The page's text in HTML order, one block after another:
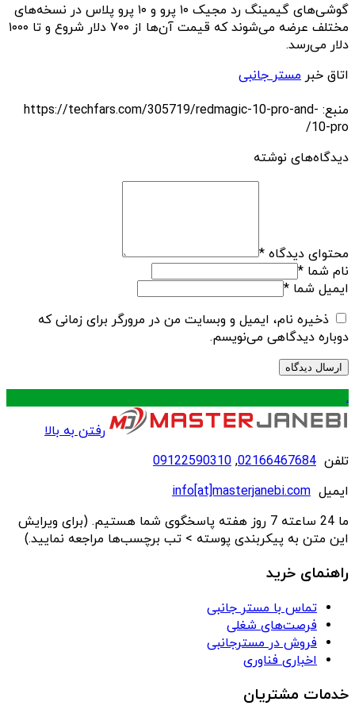
گوشی‌های گیمینگ رد مجیک ۱۰ پرو و ۱۰ پرو پلاس در نسخه‌های
مختلف عرضه می‌شوند که قیمت آن‌ها از ۷۰۰ دلار شروع و تا ۱۰۰۰
دلار می‌رسد.
اتاق خبر مستر جانبی
منبع: https://techfars.com/305719/redmagic-10-pro-and-
10-pro/
دیدگاه‌های نوشته
محتوای دیدگاه *
نام شما *
ایمیل شما *
ذخیره نام، ایمیل و وبسایت من در مرورگر برای زمانی که
دوباره دیدگاهی می‌نویسم.
.
رفتن به بالا
تلفن 02166467684
,
09122590310
ایمیل info[at]masterjanebi.com
ما 24 ساعته 7 روز هفته پاسخگوی شما هستیم. (برای ویرایش
این متن به پیکربندی پوسته > تب برچسب‌ها مراجعه نمایید.)
راهنمای خرید
تماس با مستر جانبی
فرصت‌های شغلی
فروش در مسترجانبی
اخباری فناوری
خدمات مشتریان